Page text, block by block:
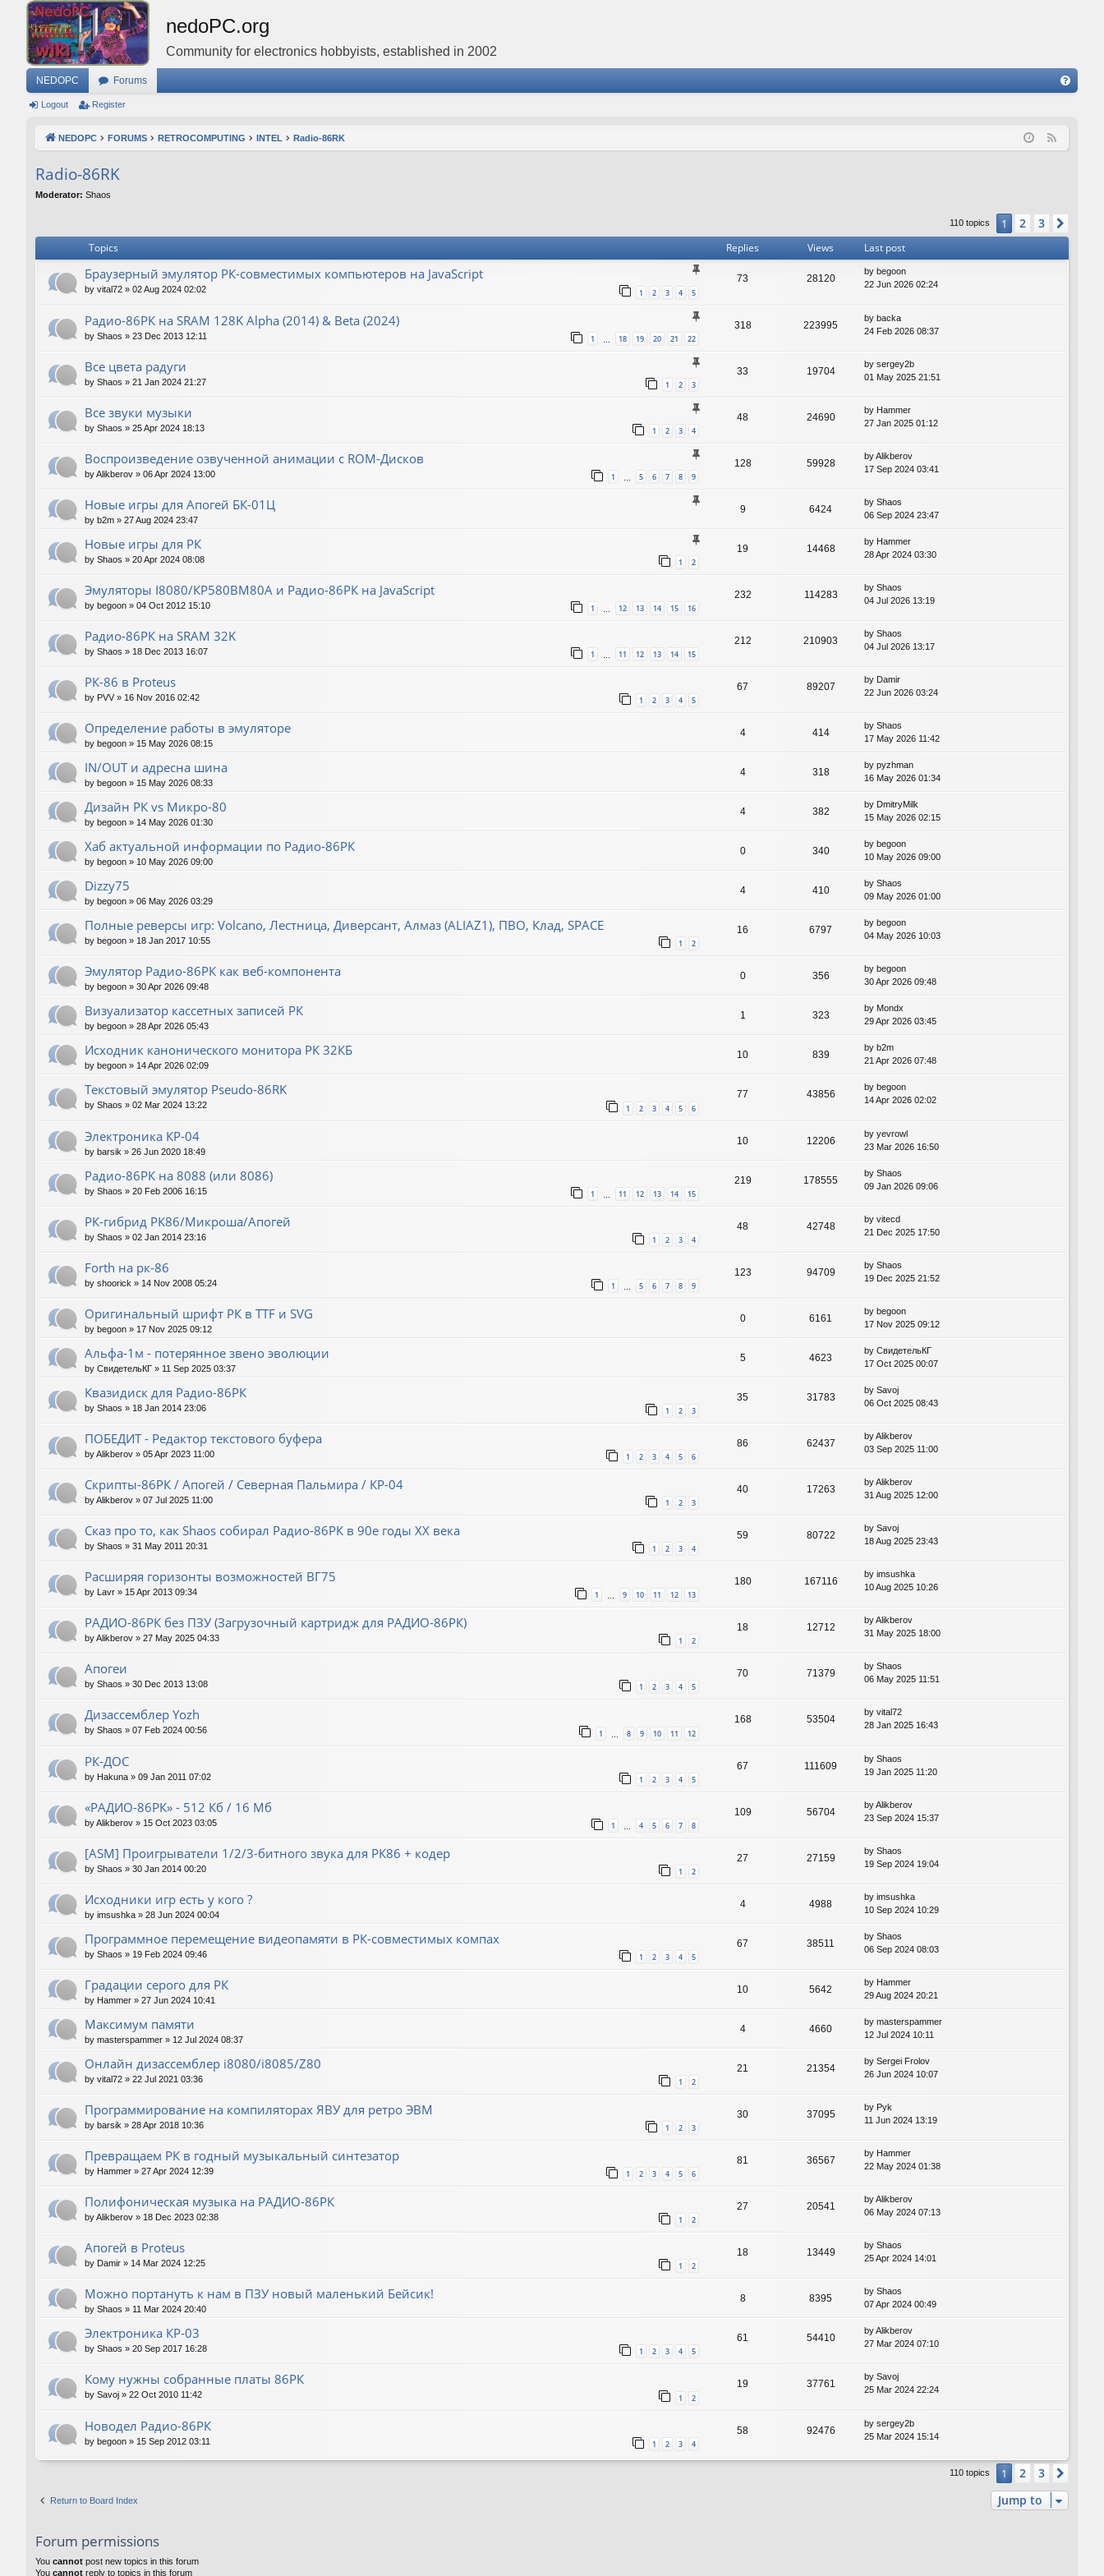
nedoPC.org
Community for electronics hobbyists, established in 2002
NEDOPC Forums
Q
Logout Register
NEDOPC FORUMS RETROCOMPUTING INTEL Radio-86RK
Radio-86RK
Moderator: Shaos
110 topics 1 2 3
Topics Replies Views Last post
Браузерный эмулятор РК-совместимых компьютеров на JavaScript
by vital72 » 02 Aug 2024 02:02 1 2 3 4 5
73 28120
by begoon
22 Jun 2026 02:24
Радио-86РК на SRAM 128K Alpha (2014) & Beta (2024)
by Shaos » 23 Dec 2013 12:11 1 18 19 20 21 22
318 223995
by backa
24 Feb 2026 08:37
Все цвета радуги
by Shaos » 21 Jan 2024 21:27 1 2 3
33 19704
by sergey2b
01 May 2025 21:51
Все звуки музыки
by Shaos » 25 Apr 2024 18:13 1 2 3 4
48 24690
by Hammer
27 Jan 2025 01:12
Воспроизведение озвученной анимации с ROM-Дисков
byAlikberov » 06 Apr 2024 13:00 1 5 6 7 8 9
128 59928
byAlikberov
17 Sep 2024 03:41
Новые игры для Апогей БК-01Ц
by b2m » 27 Aug 2024 23:47
9 6424
by Shaos
06 Sep 2024 23:47
Новые игры для РК
by Shaos » 20 Apr 2024 08:08 1 2
19 14468
by Hammer
28 Apr 2024 03:30
Эмуляторы I8080/КР580ВМ80A и Радио-86РК на JavaScript
by begoon » 04 Oct 2012 15:10 1 … 12 13 14 15 16
232 114283
by Shaos
04 Jul 2026 13:19
Радио-86РК на SRAM 32K
by Shaos » 18 Dec 2013 16:07 1 … 11 12 13 14 15
212 210903
by Shaos
04 Jul 2026 13:17
РК-86 в Proteus
by PVV » 16 Nov 2016 02:42 1 2 3 4 5
67 89207
by Damir
22 Jun 2026 03:24
Определение работы в эмуляторе
by begoon » 15 May 2026 08:15
4 414
by Shaos
17 May 2026 11:42
IN/OUT и адресна шина
by begoon » 15 May 2026 08:33
4 318
by pyzhman
16 May 2026 01:34
Дизайн РК vs Микро-80
by begoon » 14 May 2026 01:30
4 382
by DmitryMilk
15 May 2026 02:15
Хаб актуальной информации по Радио-86РК
by begoon » 10 May 2026 09:00
0 340
by begoon
10 May 2026 09:00
Dizzy75
by begoon » 06 May 2026 03:29
4 410
by Shaos
09 May 2026 01:00
Полные реверсы игр: Volcano, Лестница, Диверсант, Алмаз (ALIAZ1), ПВО, Клад, SPACE
by begoon » 18 Jan 2017 10:55 1 2
16 6797
by begoon
04 May 2026 10:03
Эмулятор Радио-86РК как веб-компонента
by begoon » 30 Apr 2026 09:48
0 356
by begoon
30 Apr 2026 09:48
Визуализатор кассетных записей РК
by begoon » 28 Apr 2026 05:43
1 323
by Mondx
29 Apr 2026 03:45
Исходник канонического монитора РК 32КБ
by begoon » 14 Apr 2026 02:09
10 839
by b2m
21 Apr 2026 07:48
Текстовый эмулятор Pseudo-86RK
by Shaos » 02 Mar 2024 13:22 1 2 3 4 5 6
77 43856
by begoon
14 Apr 2026 02:02
Электроника КР-04
by barsik » 26 Jun 2020 18:49
10 12206
by yevrowl
23 Mar 2026 16:50
Радио-86РК на 8088 (или 8086)
by Shaos » 20 Feb 2006 16:15 1 11 12 13 14 15
219 178555
by Shaos
09 Jan 2026 09:06
РК-гибрид РК86/Микроша/Апогей
by Shaos » 02 Jan 2014 23:16 1 2 3 4
48 42748
by vitecd
21 Dec 2025 17:50
Forth на рк-86
by shoorick » 14 Nov 2008 05:24 1 5 6 7 8 9
123 94709
by Shaos
19 Dec 2025 21:52
Оригинальный шрифт РК в TTF и SVG
by begoon » 17 Nov 2025 09:12
0 6161
by begoon
17 Nov 2025 09:12
Альфа-1м - потерянное звено эволюции
by СвидетельКГ » 11 Sep 2025 03:37
5 4623
by СвидетельКГ
17 Oct 2025 00:07
Квазидиск для Радио-86РК
by Shaos » 18 Jan 2014 23:06 1 2 3
35 31783
by Savoj
06 Oct 2025 08:43
ПОБЕДИТ - Редактор текстового буфера
byAlikberov » 05 Apr 2023 11:00 1 2 3 4 5 6
86 62437
byAlikberov
03 Sep 2025 11:00
Скрипты-86РК / Апогей / Северная Пальмира / КР-04
byAlikberov » 07 Jul 2025 11:00 1 2 3
40 17263
byAlikberov
31 Aug 2025 12:00
Сказ про то, как Shaos собирал Радио-86РК в 90е годы XX века
by Shaos » 31 May 2011 20:31 1 2 3 4
59 80722
by Savoj
18 Aug 2025 23:43
Расширяя горизонты возможностей ВГ75
by Lavr » 15 Apr 2013 09:34 1 … 9 10 11 12 13
180 167116
by imsushka
10 Aug 2025 10:26
РАДИО-86РК без ПЗУ (Загрузочный картридж для РАДИО-86РК)
byAlikberov » 27 May 2025 04:33 1 2
18 12712
byAlikberov
31 May 2025 18:00
Апогеи
by Shaos » 30 Dec 2013 13:08 1 2 3 4 5
70 71379
by Shaos
06 May 2025 11:51
Дизассемблер Yozh
by Shaos » 07 Feb 2024 00:56 1 8 9 10 11 12
168 53504
by vital72
28 Jan 2025 16:43
РК-ДОС
by Hakuna » 09 Jan 2011 07:02 1 2 3 4 5
67 111609
by Shaos
19 Jan 2025 11:20
«РАДИО-86РК» - 512 Кб / 16 Мб
byAlikberov » 15 Oct 2023 03:05 1 4 5 6 7 8
109 56704
byAlikberov
23 Sep 2024 15:37
[ASM] Проигрыватели 1/2/3-битного звука для РК86 + кодер
by Shaos » 30 Jan 2014 00:20 1 2
27 27159
by Shaos
19 Sep 2024 19:04
Исходники игр есть у кого ?
by imsushka » 28 Jun 2024 00:04
4 4988
by imsushka
10 Sep 2024 10:29
Программное перемещение видеопамяти в РК-совместимых компах
by Shaos » 19 Feb 2024 09:46 1 2 3 4 5
67 38511
by Shaos
06 Sep 2024 08:03
Градации серого для РК
by Hammer » 27 Jun 2024 10:41
10 5642
by Hammer
29 Aug 2024 20:21
Максимум памяти
by masterspammer » 12 Jul 2024 08:37
4 4660
by masterspammer
12 Jul 2024 10:11
Онлайн дизассемблер i8080/i8085/Z80
by vital72 » 22 Jul 2021 03:36 1 2
21 21354
by Sergei Frolov
26 Jun 2024 10:07
Программирование на компиляторах ЯВУ для ретро ЭВМ
by barsik » 28 Apr 2018 10:36 1 2 3
30 37095
by Pyk
11 Jun 2024 13:19
Превращаем РК в годный музыкальный синтезатор
by Hammer » 27 Apr 2024 12:39 1 2 3 4 5 6
81 36567
by Hammer
22 May 2024 01:38
Полифоническая музыка на РАДИО-86РК
byAlikberov » 18 Dec 2023 02:38 1 2
27 20541
byAlikberov
06 May 2024 07:13
Апогей в Proteus
by Damir » 14 Mar 2024 12:25 1 2
18 13449
by Shaos
25 Apr 2024 14:01
Можно портануть к нам в ПЗУ новый маленький Бейсик!
by Shaos » 11 Mar 2024 20:40
8 8395
by Shaos
07 Apr 2024 00:49
Электроника КР-03
by Shaos » 20 Sep 2017 16:28 1 2 3 4 5
61 54410
byAlikberov
27 Mar 2024 07:10
Кому нужны собранные платы 86РК
by Savoj » 22 Oct 2010 11:42 1 2
19 37761
by Savoj
25 Mar 2024 22:24
Новодел Радио-86РК
by begoon » 15 Sep 2012 03:11 1 2 3 4
58 92476
by sergey2b
25 Mar 2024 15:14
110 topics 1 2 3
Return to Board Index Jump to
Forum permissions
You cannot post new topics in this forum
You cannot reply to topics in this forum